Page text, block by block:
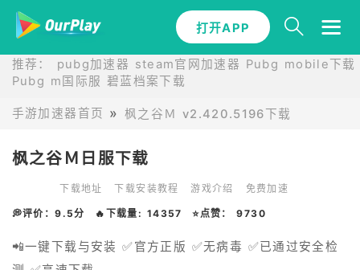
打开APP
推荐： pubg加速器 steam官网加速器 Pubg mobile下载
Pubg m国际服 碧蓝档案下载
手游加速器首页 枫之谷Ｍ v2.420.5196下载
枫之谷Ｍ日服下载
下载地址 下载安装教程 游戏介绍 免费加速
💭评价：9.5分 🔥下载量: 14357 ⭐点赞： 9730
📲一键下载与安装 ✅官方正版 ✅无病毒 ✅已通过安全检